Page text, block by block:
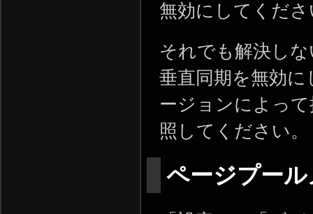
無効にしてくださ
それでも解決し
垂直同期を無効
ージョンによっ
照してください。
ページプー